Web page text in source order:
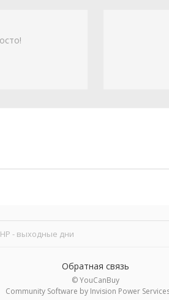
- выходные дни
Обратная связь
© YouCanBuy
Community Software by Invision Power